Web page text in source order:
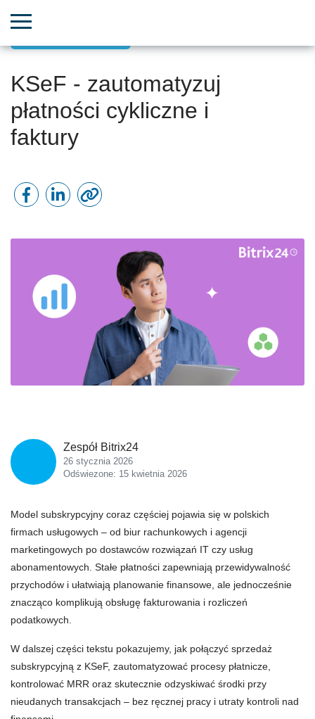
KSeF - zautomatyzuj
płatności cykliczne i
faktury
Zespół Bitrix24
26 stycznia 2026
Odświezone: 15 kwietnia 2026
Model subskrypcyjny coraz częściej pojawia się w polskich
firmach usługowych – od biur rachunkowych i agencji
marketingowych po dostawców rozwiązań IT czy usług
abonamentowych. Stałe płatności zapewniają przewidywalność
przychodów i ułatwiają planowanie finansowe, ale jednocześnie
znacząco komplikują obsługę fakturowania i rozliczeń
podatkowych.
W dalszej części tekstu pokazujemy, jak połączyć sprzedaż
subskrypcyjną z KSeF, zautomatyzować procesy płatnicze,
kontrolować MRR oraz skutecznie odzyskiwać środki przy
nieudanych transakcjach – bez ręcznej pracy i utraty kontroli nad